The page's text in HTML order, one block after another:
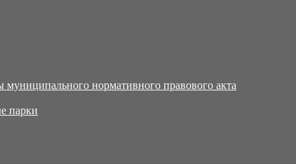
нормативного правового акта
парки